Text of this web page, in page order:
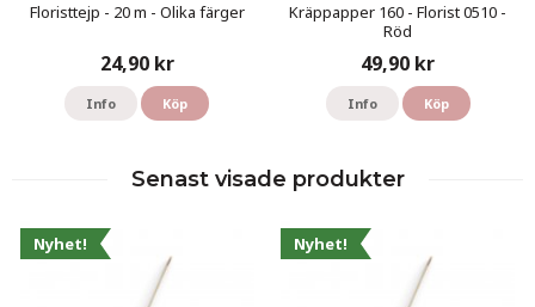
Floristtejp - 20 m - Olika färger
24,90 kr
Info Köp
Kräppapper 160 - Florist 0510 -
Röd
49,90 kr
Info Köp
Senast visade produkter
Nyhet! Nyhet!